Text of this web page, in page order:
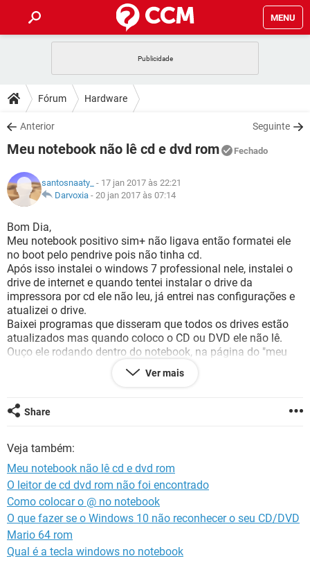
MENU
CELULAR
OUTLOOK
INSTAGRAM GMAIL
GUIA DE COMPRAS
DICAS
JOGOS
INSTAGRAM GMAIL
GUIA DE COMPRAS
DOWNLOADS
JOGOS WHATSAPP
CELULAR
OUTLOOK EXCEL
INSTAGRAM
GUIA DE COMPRAS
JOGOS WHATSAPP
CELULAR
OUTLOOK
INSTAGRAM GMAIL
GUIA DE COMPRAS
GLOSSÁRIO
JOGOS
CELULAR FACEBOOK
OUTLOOK EXCEL
GMAIL
GUIA DE COMPRAS
Fórum Hardware
Anterior Seguinte
Meu notebook não lê cd e dvd rom Fechado
santosnaaty_ - 17 jan 2017 às 22:21
Darvoxia - 20 jan 2017 às 07:14
Bom Dia,
Meu notebook positivo sim+ não ligava então formatei ele
no boot pelo pendrive pois não tinha cd.
Após isso instalei o windows 7 professional nele, instalei o
drive de internet e quando tentei instalar o drive da
impressora por cd ele não leu, já entrei nas configurações e
atualizei o drive.
Baixei programas que disseram que todos os drives estão
atualizados mas quando coloco o CD ou DVD ele não lê.
Ouço ele rodando dentro do notebook, na página do "meu
computador" a setinha aparece com um simbolo de CD mas
Ver mais
Share
Veja também:
Meu notebook não lê cd e dvd rom
O leitor de cd dvd rom não foi encontrado
Como colocar o @ no notebook
O que fazer se o Windows 10 não reconhecer o seu CD/DVD
Mario 64 rom
Qual é a tecla windows no notebook